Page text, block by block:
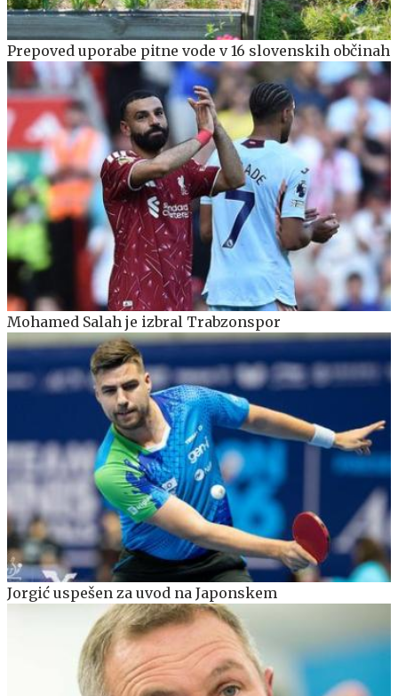
Prepoved uporabe pitne vode v 16 slovenskih občinah
Mohamed Salah je izbral Trabzonspor
Jorgić uspešen za uvod na Japonskem